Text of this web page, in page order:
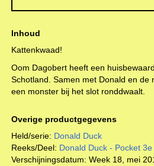
Inhoud
Kattenkwaad!
Oom Dagobert heeft een
Schotland. Samen met Donald en
een monster bij het slot ronddwaalt.
Overige productgegevens
Held/serie: Donald Duck
Reeks/Deel: Donald Duck - Pocket
Verschijningsdatum: Week 18, mei